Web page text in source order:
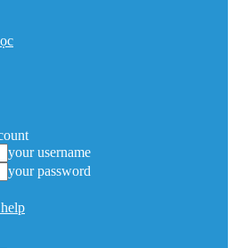
your username
your password